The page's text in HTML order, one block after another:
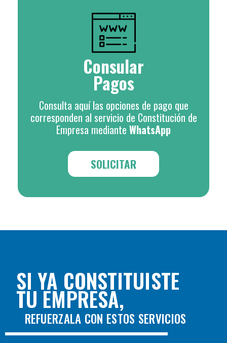
Consular
Pagos
Consulta aquí las opciones de pago que
corresponden al servicio de Constitución de
Empresa mediante WhatsApp
SOLICITAR
SI YA CONSTITUISTE
TU EMPRESA,
REFUERZALA CON ESTOS SERVICIOS